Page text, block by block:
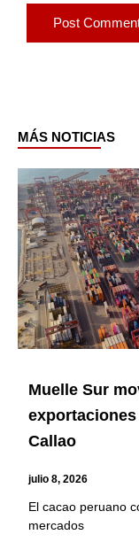
MÁS NOTICIAS
Muelle Sur
Callao
julio 8, 2026
El cacao peruano
mercados